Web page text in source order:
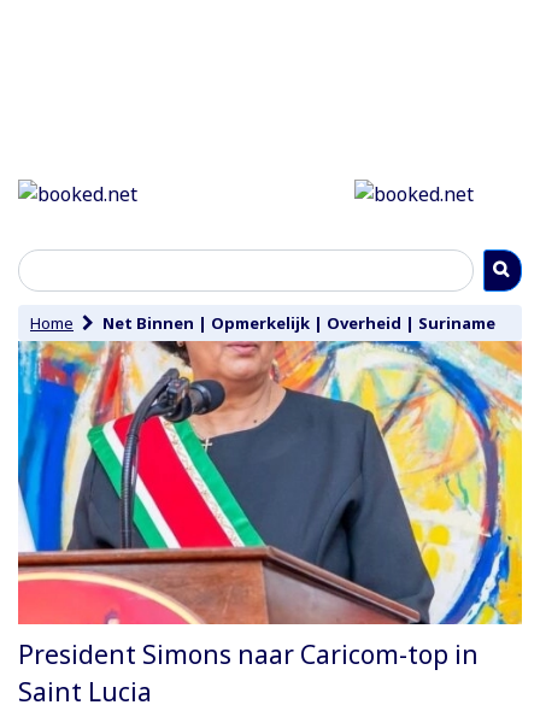
Home Net Binnen | Opmerkelijk | Overheid | Suriname
President Simons naar Caricom-top in
Saint Lucia